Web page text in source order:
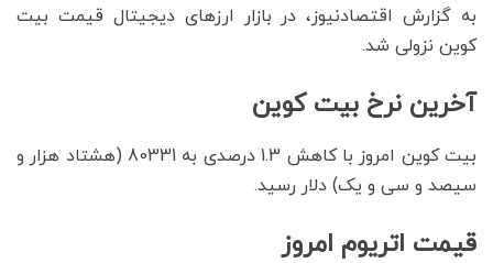
به گزارش اقتصادنیوز، در بازار ارزهای دیجیتال قیمت بیت
کوین نزولی شد.
آخرین نرخ بیت کوین
بیت کوین امروز با کاهش 1.3 درصدی به 80331 (هشتاد هزار و
سیصد و سی و یک) دلار رسید.
قیمت اتریوم امروز